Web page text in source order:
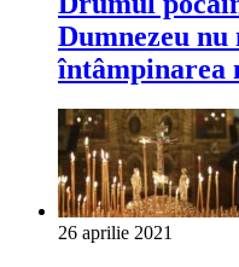
Dumnezeu nu
întâmpinarea
26 aprilie 2021